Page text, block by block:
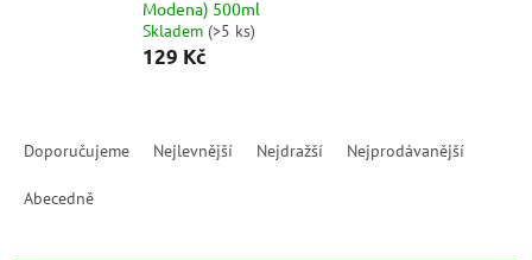
Modena) 500ml
Skladem (>5 ks)
129 Kč
Doporučujeme Nejlevnější Nejdražší Nejprodávanější
Abecedně